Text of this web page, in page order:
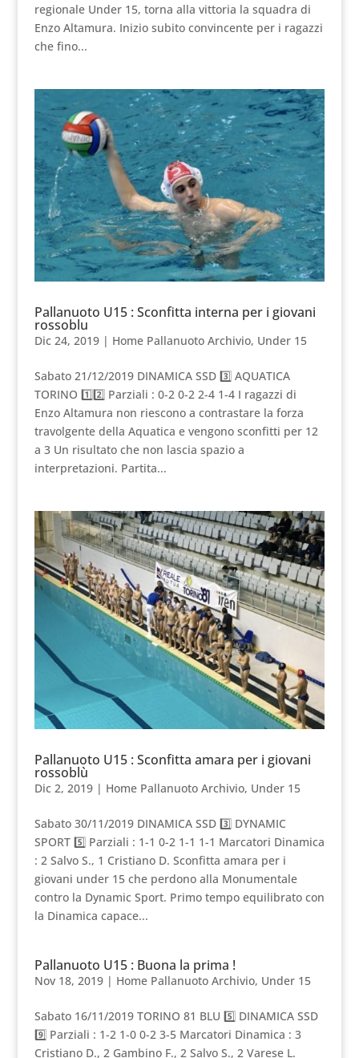
regionale Under 15, torna alla vittoria la squadra di
Enzo Altamura. Inizio subito convincente per i ragazzi
che fino...
Pallanuoto U15 : Sconfitta interna per i giovani
rossoblu
Dic 24, 2019| Home Pallanuoto Archivio, Under 15
Sabato 21/12/2019 DINAMICA SSD 3️⃣ AQUATICA
TORINO 1️⃣2️⃣ Parziali : 0-2 0-2 2-4 1-4 I ragazzi di
Enzo Altamura non riescono a contrastare la forza
travolgente della Aquatica e vengono sconfitti per 12
a 3 Un risultato che non lascia spazio a
interpretazioni. Partita...
Pallanuoto U15 : Sconfitta amara per i giovani
rossoblù
Dic 2, 2019| Home Pallanuoto Archivio, Under 15
Sabato 30/11/2019 DINAMICA SSD 3️⃣ DYNAMIC
SPORT 5️⃣ Parziali : 1-1 0-2 1-1 1-1 Marcatori Dinamica
: 2 Salvo S., 1 Cristiano D. Sconfitta amara per i
giovani under 15 che perdono alla Monumentale
contro la Dynamic Sport. Primo tempo equilibrato con
la Dinamica capace...
Pallanuoto U15 : Buona la prima !
Nov 18, 2019| Home Pallanuoto Archivio, Under 15
Sabato 16/11/2019 TORINO 81 BLU 5️⃣ DINAMICA SSD
9️⃣ Parziali : 1-2 1-0 0-2 3-5 Marcatori Dinamica : 3
Cristiano D., 2 Gambino F., 2 Salvo S., 2 Varese L.